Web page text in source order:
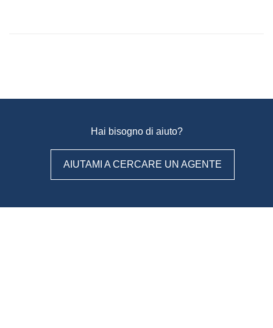
Hai bisogno di aiuto?
AIUTAMI A CERCARE UN AGENTE